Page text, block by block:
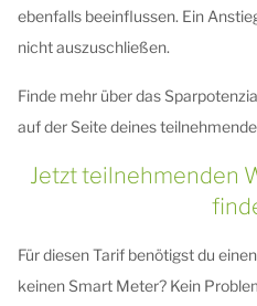
ebenfalls beeinflussen. Ein
nicht auszuschließen.
Finde mehr über das
auf der Seite deines
Jetzt teilnehmenden
Für diesen Tarif benötigst du
keinen Smart Meter? Kein